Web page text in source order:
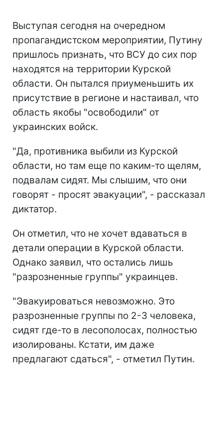
Выступая сегодня на очередном
пропагандистском мероприятии, Путину
пришлось признать, что ВСУ до сих пор
находятся на территории Курской
области. Он пытался приуменьшить их
присутствие в регионе и настаивал, что
область якобы "освободили" от
украинских войск.
"Да, противника выбили из Курской
области, но там еще по каким-то щелям,
подвалам сидят. Мы слышим, что они
говорят - просят эвакуации", - рассказал
диктатор.
Он отметил, что не хочет вдаваться в
детали операции в Курской области.
Однако заявил, что остались лишь
"разрозненные группы" украинцев.
"Эвакуироваться невозможно. Это
разрозненные группы по 2-3 человека,
сидят где-то в лесополосах, полностью
изолированы. Кстати, им даже
предлагают сдаться", - отметил Путин.